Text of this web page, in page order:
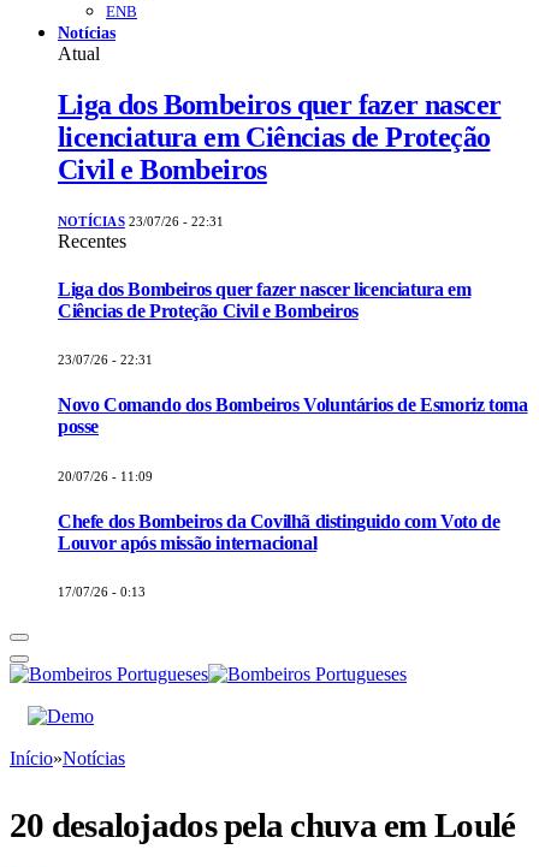
ENB
Notícias
Atual
Liga dos Bombeiros quer fazer nascer
licenciatura em Ciências de Proteção
Civil e Bombeiros
NOTÍCIAS 23/07/26 - 22:31
Recentes
Liga dos Bombeiros quer fazer nascer licenciatura em
Ciências de Proteção Civil e Bombeiros
23/07/26 - 22:31
Novo Comando dos Bombeiros Voluntários de Esmoriz toma
posse
20/07/26 - 11:09
Chefe dos Bombeiros da Covilhã distinguido com Voto de
Louvor após missão internacional
17/07/26 - 0:13
Início»Notícias
20 desalojados pela chuva em Loulé